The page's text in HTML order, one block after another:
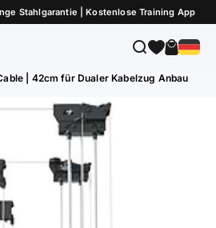
Stahlgarantie | Kostenlose Training App
Suche
| 42cm für Dualer Kabelzug Anbau